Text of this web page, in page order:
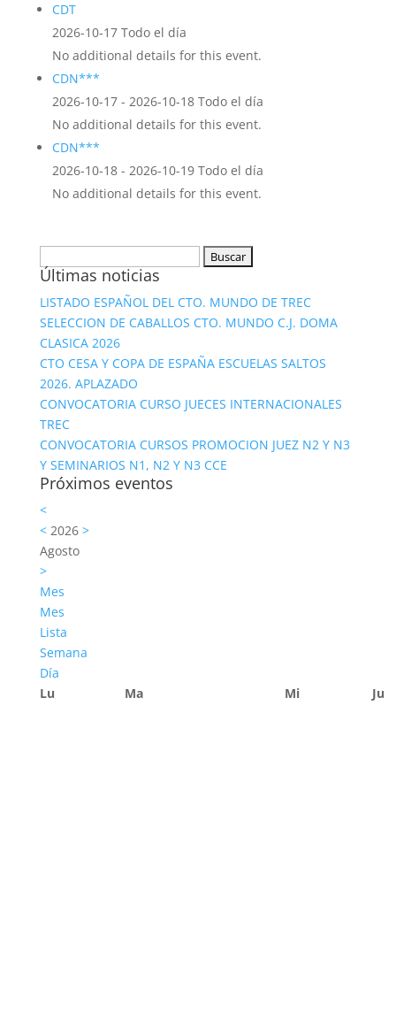
CDT
2026-10-17 Todo el día
No additional details for this event.
CDN***
2026-10-17 - 2026-10-18 Todo el día
No additional details for this event.
CDN***
2026-10-18 - 2026-10-19 Todo el día
No additional details for this event.
Últimas noticias
LISTADO ESPAÑOL DEL CTO. MUNDO DE TREC
SELECCION DE CABALLOS CTO. MUNDO C.J. DOMA
CLASICA 2026
CTO CESA Y COPA DE ESPAÑA ESCUELAS SALTOS
2026. APLAZADO
CONVOCATORIA CURSO JUECES INTERNACIONALES
TREC
CONVOCATORIA CURSOS PROMOCION JUEZ N2 Y N3
Y SEMINARIOS N1, N2 Y N3 CCE
Próximos eventos
<
<2026 >
Agosto
>
Mes
Mes
Lista
Semana
Día
Lu
Ma Mi Ju